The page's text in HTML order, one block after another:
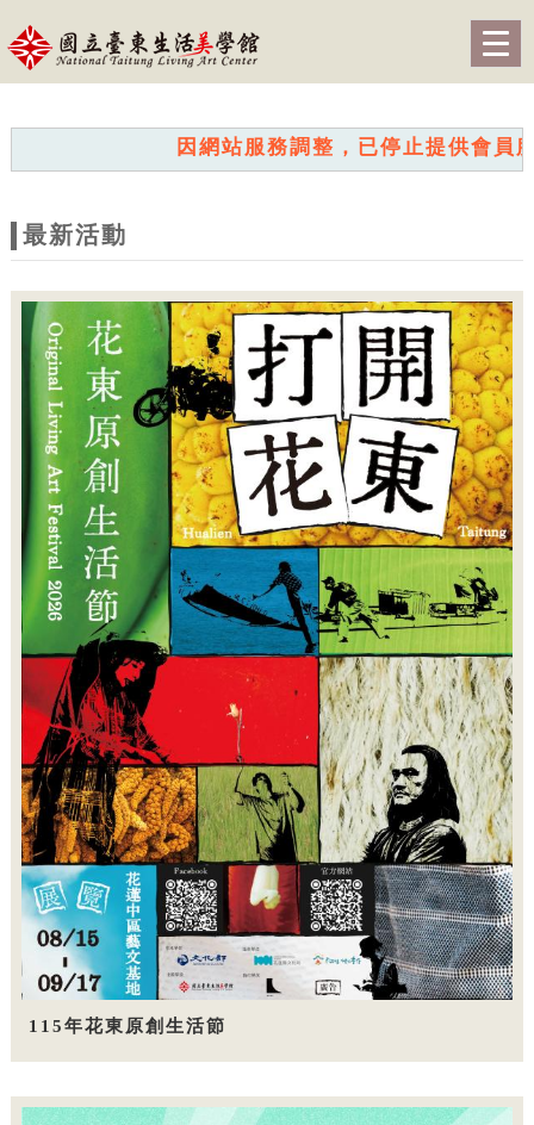
網
站
主
題
因網站服務調整，已停止提供會員服務
最新活動
115年花東原創生活節